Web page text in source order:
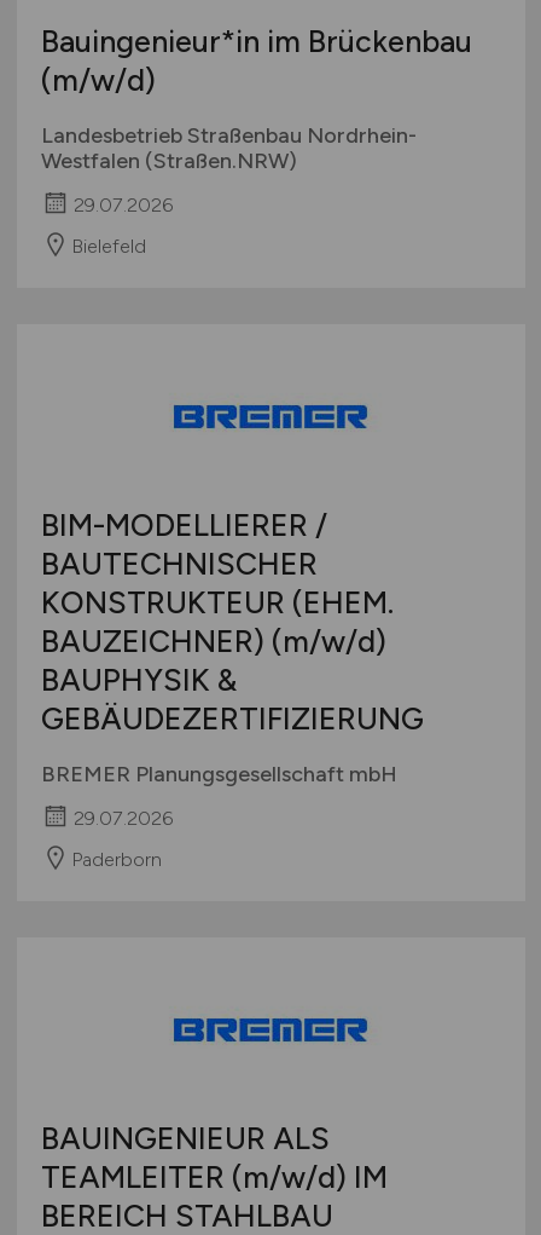
Bauingenieur*in im Brückenbau
(m/w/d)
Landesbetrieb Straßenbau Nordrhein-
Westfalen (Straßen.NRW)
29.07.2026
Bielefeld
BIM-MODELLIERER /
BAUTECHNISCHER
KONSTRUKTEUR (EHEM.
BAUZEICHNER) (m/w/d)
BAUPHYSIK &
GEBÄUDEZERTIFIZIERUNG
BREMER Planungsgesellschaft mbH
29.07.2026
Paderborn
BAUINGENIEUR ALS
TEAMLEITER (m/w/d) IM
BEREICH STAHLBAU